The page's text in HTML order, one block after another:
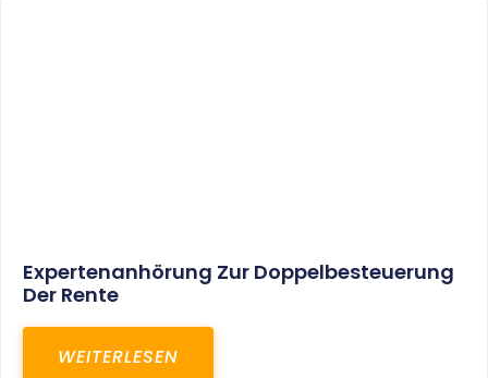
Expertenanhörung Zur Doppelbesteuerung
Der Rente
WEITERLESEN